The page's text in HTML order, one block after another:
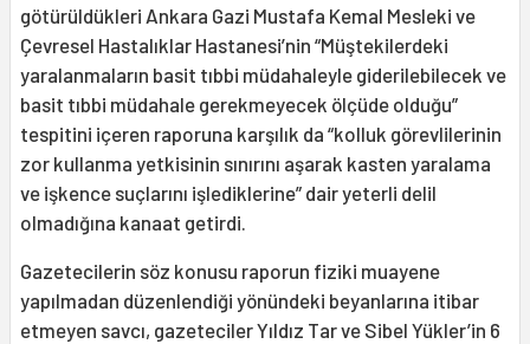
götürüldükleri Ankara Gazi Mustafa Kemal Mesleki ve
Çevresel Hastalıklar Hastanesi’nin “Müştekilerdeki
yaralanmaların basit tıbbi müdahaleyle giderilebilecek ve
basit tıbbi müdahale gerekmeyecek ölçüde olduğu”
tespitini içeren raporuna karşılık da “kolluk görevlilerinin
zor kullanma yetkisinin sınırını aşarak kasten yaralama
ve işkence suçlarını işlediklerine” dair yeterli delil
olmadığına kanaat getirdi.
Gazetecilerin söz konusu raporun fiziki muayene
yapılmadan düzenlendiği yönündeki beyanlarına itibar
etmeyen savcı, gazeteciler Yıldız Tar ve Sibel Yükler’in 6